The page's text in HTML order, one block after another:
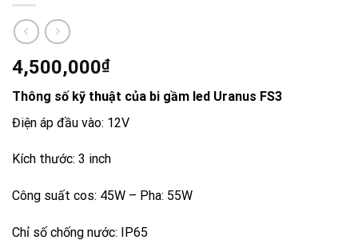
4,500,000₫
Thông số kỹ thuật của bi gầm led Uranus FS3
Điện áp đầu vào: 12V
Kích thước: 3 inch
Công suất cos: 45W – Pha: 55W
Chỉ số chống nước: IP65